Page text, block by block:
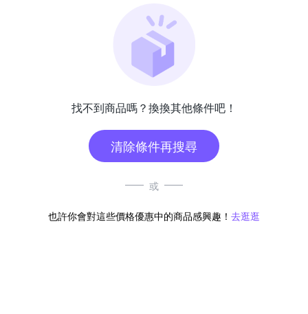
找不到商品嗎？換換其他條件吧！
清除條件再搜尋
或
也許你會對這些價格優惠中的商品感興趣！ 去逛逛